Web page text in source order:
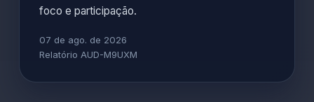
foco e participação.
07 de ago. de 2026
Relatório AUD-M9UXM